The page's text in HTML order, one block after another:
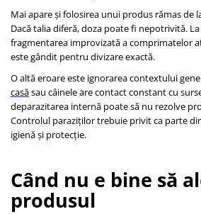
Mai apare și folosirea unui produs rămas de
Dacă talia diferă, doza poate fi nepotrivită.
fragmentarea improvizată a comprimatelor
este gândit pentru divizare exactă.
O altă eroare este ignorarea contextului
casăsau câinele are contact constant cu
deparazitarea internă poate să nu rezolve
Controlul paraziților trebuie privit ca parte
igienă și protecție.
Când nu e bine să
produsul